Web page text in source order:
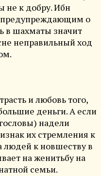
не к добру. Ибн
предупреждающим о
в шахматы значит
неправильный ход
и любовь того,
деньги. А если
надели
их стремления к
к новшеству в
на женитьбу на
семьи.